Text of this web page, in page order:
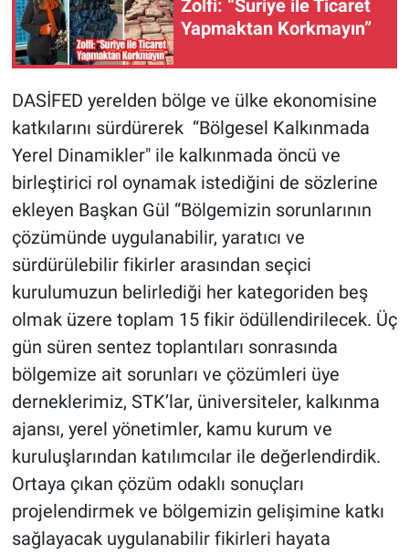
Zolfi: “Suriye ile Ticaret
Yapmaktan Korkmayın”
DASİFED yerelden bölge ve ülke ekonomisine
katkılarını sürdürerek “Bölgesel Kalkınmada
Yerel Dinamikler" ile kalkınmada öncü ve
birleştirici rol oynamak istediğini de sözlerine
ekleyen Başkan Gül “Bölgemizin sorunlarının
çözümünde uygulanabilir, yaratıcı ve
sürdürülebilir fikirler arasından seçici
kurulumuzun belirlediği her kategoriden beş
olmak üzere toplam 15 fikir ödüllendirilecek. Üç
gün süren sentez toplantıları sonrasında
bölgemize ait sorunları ve çözümleri üye
derneklerimiz, STK’lar, üniversiteler, kalkınma
ajansı, yerel yönetimler, kamu kurum ve
kuruluşlarından katılımcılar ile değerlendirdik.
Ortaya çıkan çözüm odaklı sonuçları
projelendirmek ve bölgemizin gelişimine katkı
sağlayacak uygulanabilir fikirleri hayata